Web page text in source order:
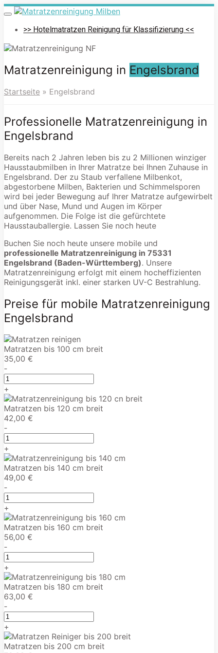
Skip
to
main
Toggle
navigation>> Hotelmatratzen Reinigung für Klassifizierung <<
Matratzenreinigung in Engelsbrand
Startseite » Engelsbrand
Professionelle Matratzenreinigung in
Engelsbrand
Bereits nach 2 Jahren leben bis zu 2 Millionen winziger
Hausstaubmilben in Ihrer Matratze bei Ihnen Zuhause in
Engelsbrand. Der zu Staub verfallene Milbenkot,
abgestorbene Milben, Bakterien und Schimmelsporen
wird bei jeder Bewegung auf Ihrer Matratze aufgewirbelt
und über Nase, Mund und Augen im Körper
aufgenommen. Die Folge ist die gefürchtete
Hausstauballergie. Lassen Sie noch heute
Buchen Sie noch heute unsere mobile und
professionelle Matratzenreinigung in 75331
Engelsbrand (Baden-Württemberg). Unsere
Matratzenreinigung erfolgt mit einem hocheffizienten
Reinigungsgerät inkl. einer starken UV-C Bestrahlung.
Preise für mobile Matratzenreinigung
Engelsbrand
Matratzen bis 100 cm breit
35,00 €
-
+
Matratzen bis 120 cm breit
42,00 €
-
+
Matratzen bis 140 cm breit
49,00 €
-
+
Matratzen bis 160 cm breit
56,00 €
-
+
Matratzen bis 180 cm breit
63,00 €
-
+
Matratzen bis 200 cm breit